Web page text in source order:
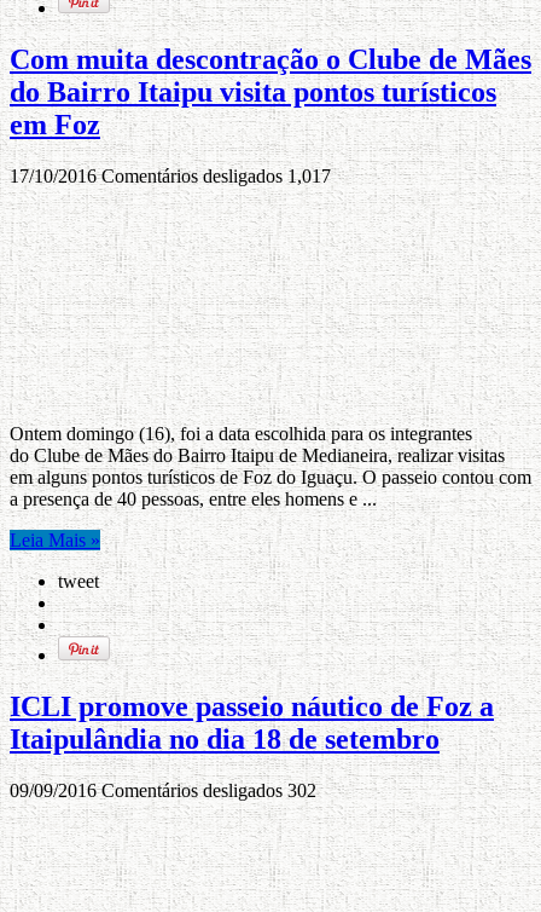
Com muita descontração o Clube de Mães
do Bairro Itaipu visita pontos turísticos
em Foz
17/10/2016 Comentários desligados 1,017
Ontem domingo (16), foi a data escolhida para os integrantes
do Clube de Mães do Bairro Itaipu de Medianeira, realizar visitas
em alguns pontos turísticos de Foz do Iguaçu. O passeio contou com
a presença de 40 pessoas, entre eles homens e ...
Leia Mais »
tweet
ICLI promove passeio náutico de Foz a
Itaipulândia no dia 18 de setembro
09/09/2016 Comentários desligados 302